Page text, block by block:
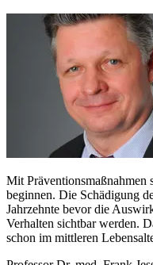
Mit Präventionsmaßnahmen
beginnen. Die Schädigung
Jahrzehnte bevor die
Verhalten sichtbar werden.
schon im mittleren